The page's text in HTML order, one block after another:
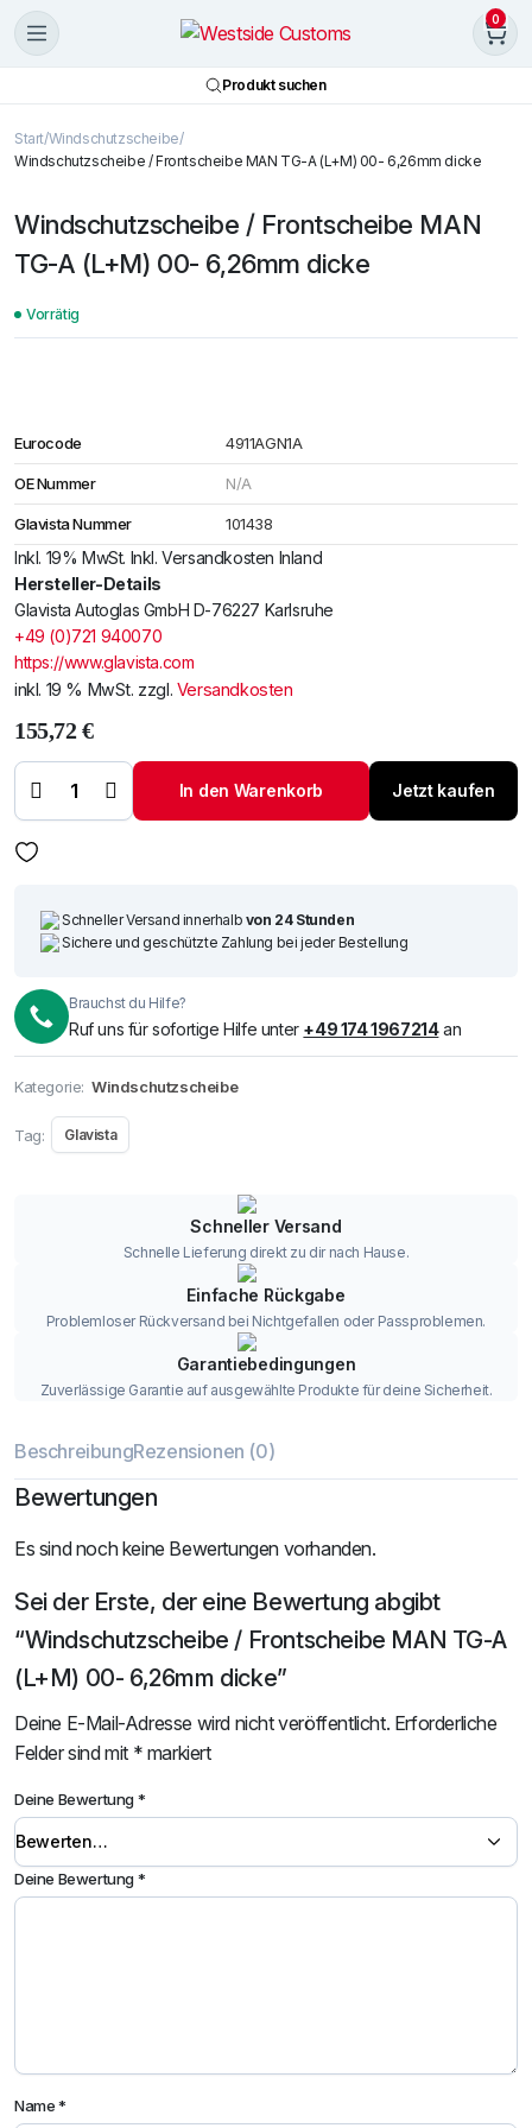
0
Produkt suchen
Start Windschutzscheibe
Windschutzscheibe / Frontscheibe MAN TG-A (L+M) 00- 6,26mm dicke
Windschutzscheibe / Frontscheibe MAN
TG-A (L+M) 00- 6,26mm dicke
Vorrätig
Eurocode 4911AGN1A
OE Nummer N/A
Glavista Nummer 101438
Inkl. 19% MwSt. Inkl. Versandkosten Inland
Hersteller-Details
Glavista Autoglas GmbH D-76227 Karlsruhe
+49 (0)721 940070
https://www.glavista.com
inkl. 19 % MwSt. zzgl. Versandkosten
155,72€
/ Frontscheibe MAN
TG-A (L+M) 00-
Menge
In den Warenkorb Jetzt kaufen
Schneller Versand innerhalb von 24 Stunden
Sichere und geschützte Zahlung bei jeder Bestellung
Brauchst du Hilfe?
Ruf uns für sofortige Hilfe unter +49 174 1967214an
Kategorie: Windschutzscheibe
Tag: Glavista
Schneller Versand
Schnelle Lieferung direkt zu dir nach Hause.
Einfache Rückgabe
Problemloser Rückversand bei Nichtgefallen oder Passproblemen.
Garantiebedingungen
Zuverlässige Garantie auf ausgewählte Produkte für deine Sicherheit.
BeschreibungRezensionen (0)
Bewertungen
Es sind noch keine Bewertungen vorhanden.
Sei der Erste, der eine Bewertung abgibt
“Windschutzscheibe / Frontscheibe MAN TG-A
(L+M) 00- 6,26mm dicke”
Deine E-Mail-Adresse wird nicht veröffentlicht. Erforderliche
Felder sind mit * markiert
Deine Bewertung*
Deine Bewertung*
Name*